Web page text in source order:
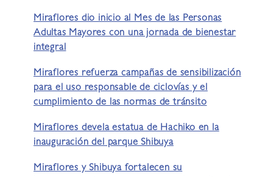
Miraflores dio inicio al Mes de las Personas
Adultas Mayores con una jornada de bienestar
integral
Miraflores refuerza campañas de sensibilización
para el uso responsable de ciclovías y el
cumplimiento de las normas de tránsito
Miraflores devela estatua de Hachiko en la
inauguración del parque Shibuya
Miraflores y Shibuya fortalecen su